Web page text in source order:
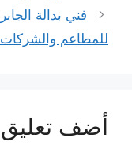
للمطاعم والشركات
أضف تعليق